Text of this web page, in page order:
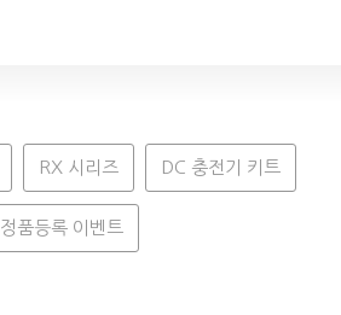
RX 시리즈 DC 충전기 키트
정품등록 이벤트